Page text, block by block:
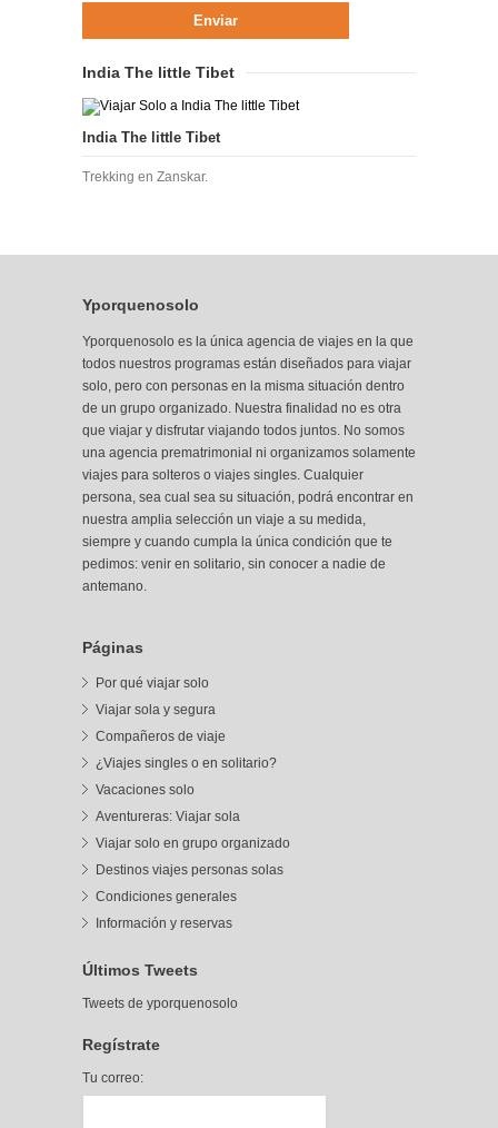
India The little Tibet
India The little Tibet
Trekking en Zanskar.
Yporquenosolo
Yporquenosolo es la única agencia de viajes en la que
todos nuestros programas están diseñados para viajar
solo, pero con personas en la misma situación dentro
de un grupo organizado. Nuestra finalidad no es otra
que viajar y disfrutar viajando todos juntos. No somos
una agencia prematrimonial ni organizamos solamente
viajes para solteros o viajes singles. Cualquier
persona, sea cual sea su situación, podrá encontrar en
nuestra amplia selección un viaje a su medida,
siempre y cuando cumpla la única condición que te
pedimos: venir en solitario, sin conocer a nadie de
antemano.
Páginas
Por qué viajar solo
Viajar sola y segura
Compañeros de viaje
¿Viajes singles o en solitario?
Vacaciones solo
Aventureras: Viajar sola
Viajar solo en grupo organizado
Destinos viajes personas solas
Condiciones generales
Información y reservas
Últimos Tweets
Tweets de yporquenosolo
Regístrate
Tu correo: